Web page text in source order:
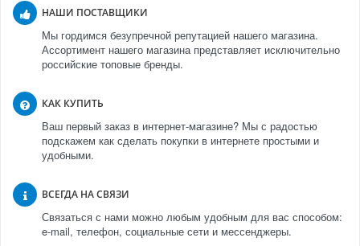
НАШИ ПОСТАВЩИКИ
Мы гордимся безупречной репутацией нашего магазина.
Ассортимент нашего магазина представляет исключительно
российские топовые бренды.
КАК КУПИТЬ
Ваш первый заказ в интернет-магазине? Мы с радостью
подскажем как сделать покупки в интернете простыми и
удобными.
ВСЕГДА НА СВЯЗИ
Связаться с нами можно любым удобным для вас способом:
e-mail, телефон, социальные сети и мессенджеры.